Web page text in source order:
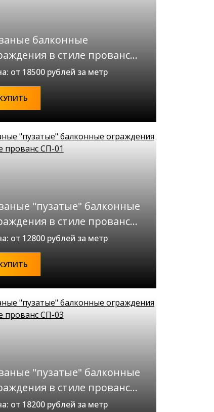
балконные
в стиле прованс
от 18500 рублей за метр
"пузатые" балконные
в стиле прованс
от 12800 рублей за метр
"пузатые" балконные
в стиле прованс
от 18200 рублей за метр